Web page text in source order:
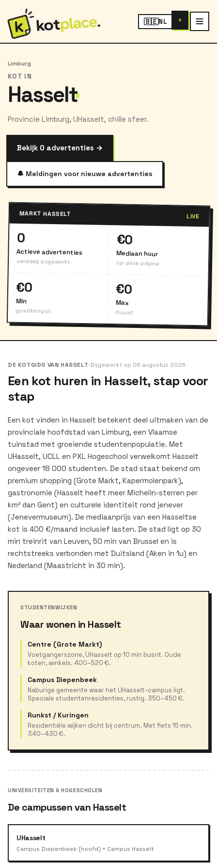
🇧🇪NL +
Limburg
KOT IN
Hasselt
Provincie Limburg, UHasselt, chille sfeer.
Bekijk 0 advertenties →
🔔 Meldingen voor nieuwe advertenties
MARKT HASSELT LIVE
0
Actieve advertenties
vandaag bijgewerkt
€0
Mediaan huur
op deze pagina
€0
Min
goedkoopst
€0
Max
duurst
DE KOTGIDS VAN HASSELT·Bijgewerkt op 06 augustus 2026
Een kot huren in Hasselt, stap voor
stap
Een kot vinden in Hasselt betekent deel uitmaken van de
provinciale hoofdstad van Limburg, een Vlaamse
tuinstad met groeiende studentenpopulatie. Met
UHasselt, UCLL en PXL Hogeschool verwelkomt Hasselt
ongeveer 18 000 studenten. De stad staat bekend om
premium shopping (Grote Markt, Kapermolenpark),
gastronomie (Hasselt heeft meer Michelin-sterren per
km² dan Gent) en culturele identiteit rond jenever
(Jenevermuseum). De mediaanprijs van een Hasseltse
kot is 400 €/maand inclusief lasten. De stad ligt op 30
min treinrit van Leuven, 50 min van Brussel en is
rechtstreeks verbonden met Duitsland (Aken in 1u) en
Nederland (Maastricht in 30 min).
STUDENTENWIJKEN
Waar wonen in Hasselt
Centre (Grote Markt)
Voetgangerszone, UHasselt op 10 min busrit. Oude
koten, winkels. 400–520 €.
Campus Diepenbeek
Naburige gemeente waar het UHasselt-campus ligt.
Speciale studentenresidenties, rustig. 350–450 €.
Runkst / Kuringen
Residentiële wijken dicht bij centrum. Met fiets 15 min.
340–430 €.
UNIVERSITEITEN & HOGESCHOLEN
De campussen van Hasselt
UHasselt
Campus Diepenbeek (hoofd) + Campus Hasselt